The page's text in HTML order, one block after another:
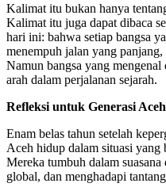
Kalimat itu bukan hanya
Kalimat itu juga dapat dibaca
hari ini: bahwa setiap bangsa
menempuh jalan yang
Namun bangsa yang
arah dalam perjalanan sejarah.
Refleksi untuk Generasi
Enam belas tahun setelah
Aceh hidup dalam situasi yang
Mereka tumbuh dalam
global, dan menghadapi